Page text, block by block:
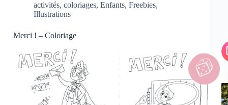
activités,coloriages,Enfants,Freebies,
Illustrations
Merci ! – Coloriage